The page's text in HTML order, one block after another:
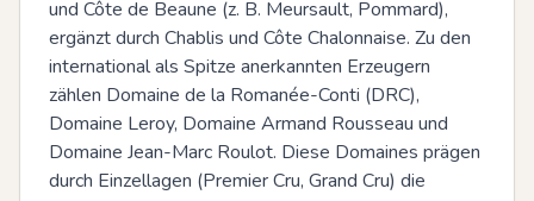
und Côte de Beaune (z. B. Meursault, Pommard),
ergänzt durch Chablis und Côte Chalonnaise. Zu den
international als Spitze anerkannten Erzeugern
zählen Domaine de la Romanée-Conti (DRC),
Domaine Leroy, Domaine Armand Rousseau und
Domaine Jean-Marc Roulot. Diese Domaines prägen
durch Einzellagen (Premier Cru, Grand Cru) die